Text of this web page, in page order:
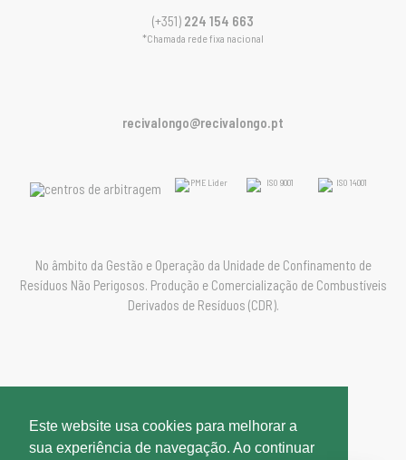
Este website usa cookies para melhorar a
sua experiência de navegação. Ao continuar
(+351) 224 154 663
*Chamada rede fixa nacional
recivalongo@recivalongo.pt
No âmbito da Gestão e Operação da Unidade de Confinamento de
Resíduos Não Perigosos. Produção e Comercialização de Combustíveis
Derivados de Resíduos (CDR).
Política de Gestão